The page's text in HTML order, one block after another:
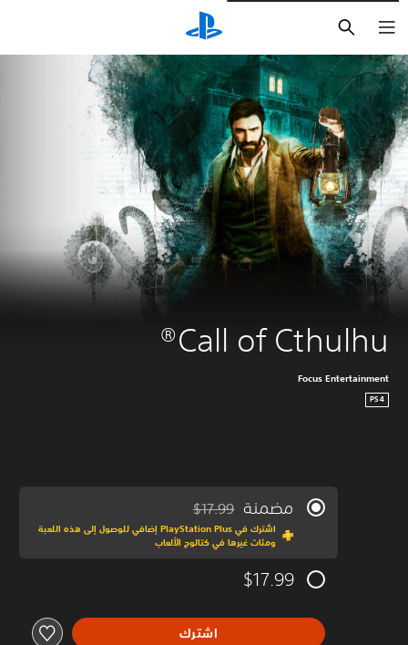
Call of Cthulhu®
Focus Entertainment
PS4
مضمنة مخصوم من السعر الأصلي البالغ $17.99‏
$17.99
اشترك في PlayStation Plus إضافي للوصول إلى هذه اللعبة
ومئات غيرها في كتالوج الألعاب
$17.99
اشترك